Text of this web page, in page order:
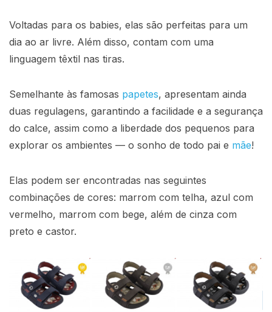
Voltadas para os babies, elas são perfeitas para um
dia ao ar livre. Além disso, contam com uma
linguagem têxtil nas tiras.
Semelhante às famosas papetes, apresentam ainda
duas regulagens, garantindo a facilidade e a segurança
do calce, assim como a liberdade dos pequenos para
explorar os ambientes — o sonho de todo pai e mãe!
Elas podem ser encontradas nas seguintes
combinações de cores: marrom com telha, azul com
vermelho, marrom com bege, além de cinza com
preto e castor.